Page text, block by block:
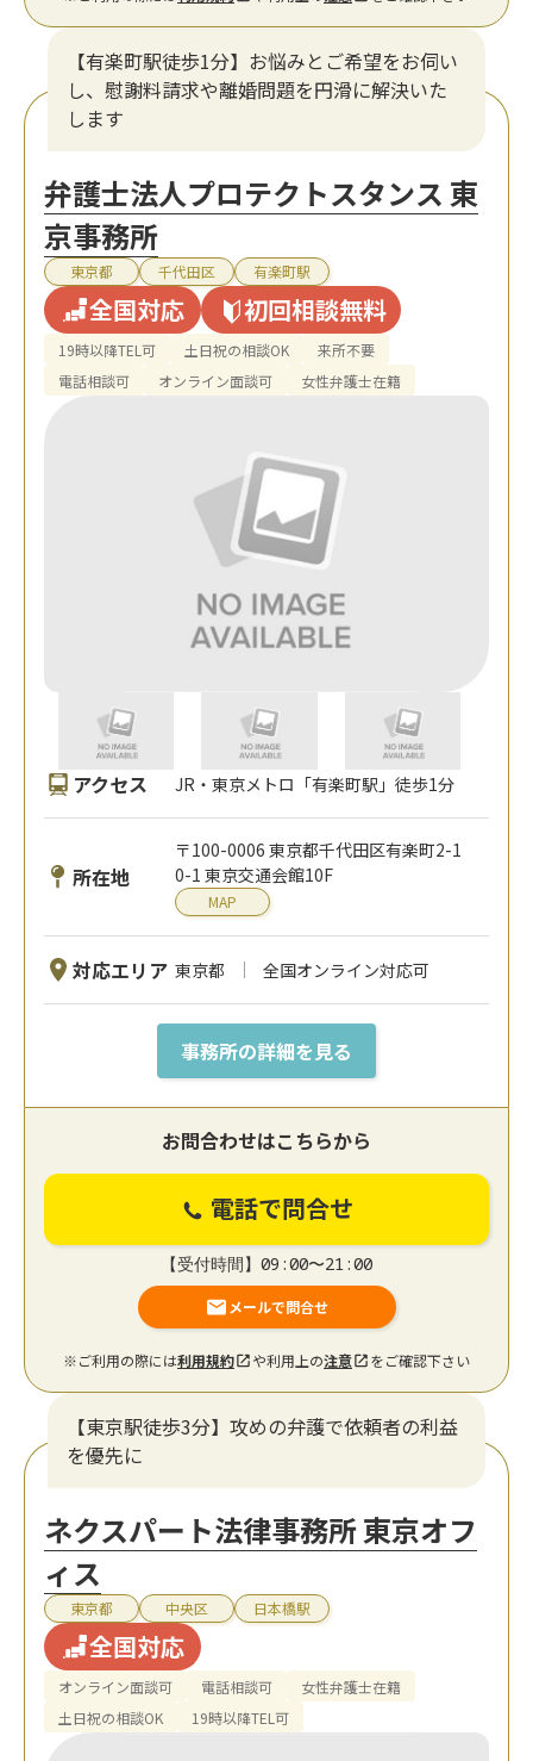
【有楽町駅徒歩1分】お悩みとご希望をお伺い
し、慰謝料請求や離婚問題を円滑に解決いた
します
弁護士法人プロテクトスタンス 東
京事務所
東京都 千代田区 有楽町駅
全国対応 初回相談無料
19時以降TEL可 土日祝の相談OK
来所不要
電話相談可
オンライン面談可 女性弁護士在籍
アクセス JR・東京メトロ「有楽町駅」徒歩1分
所在地
〒100-0006 東京都千代田区有楽町2-1
0-1 東京交通会館10F
MAP
対応エリア 東京都 全国オンライン対応可
事務所の詳細を見る
お問合わせはこちらから
電話で問合せ
【受付時間】09:00〜21:00
メールで問合せ
※ご利用の際には利用規約 や利用上の注意 をご確認下さい
【東京駅徒歩3分】攻めの弁護で依頼者の利益
を優先に
ネクスパート法律事務所 東京オフ
ィス
東京都 中央区 日本橋駅
全国対応
オンライン面談可 電話相談可
女性弁護士在籍
土日祝の相談OK
19時以降TEL可